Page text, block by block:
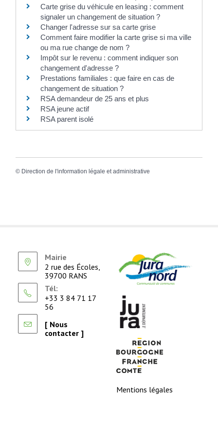
Carte grise du véhicule en leasing : comment
signaler un changement de situation ?
Changer l'adresse sur sa carte grise
Comment faire modifier la carte grise si ma ville
ou ma rue change de nom ?
Impôt sur le revenu : comment indiquer son
changement d'adresse ?
Prestations familiales : que faire en cas de
changement de situation ?
RSA demandeur de 25 ans et plus
RSA jeune actif
RSA parent isolé
© Direction de l'information légale et administrative
Mairie
2 rue des Écoles,
39700 RANS
Tél:
+33 3 84 71 17
56
[ Nous
contacter ]
Mentions légales